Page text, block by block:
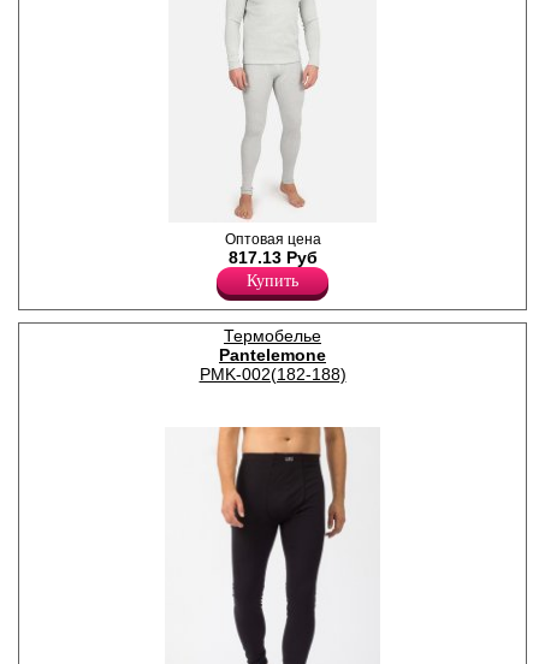
Термокальсоны мужские
Лайкра 5%
Хлопок 55%
Полиэстер 40%
Оптовая цена
817.13 Руб
Купить
Термобелье
Pantelemone
PMK-002(182-188)